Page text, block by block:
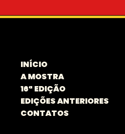
INÍCIO
A MOSTRA
16ª EDIÇÃO
EDIÇÕES ANTERIORES
CONTATOS